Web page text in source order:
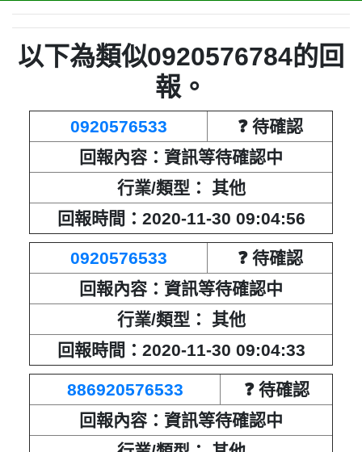
以下為類似0920576784的回
報。
0920576533
❓ 待確認
回報內容：資訊等待確認中
行業/類型： 其他
回報時間：2020-11-30 09:04:56
0920576533
❓ 待確認
回報內容：資訊等待確認中
行業/類型： 其他
回報時間：2020-11-30 09:04:33
886920576533
❓ 待確認
回報內容：資訊等待確認中